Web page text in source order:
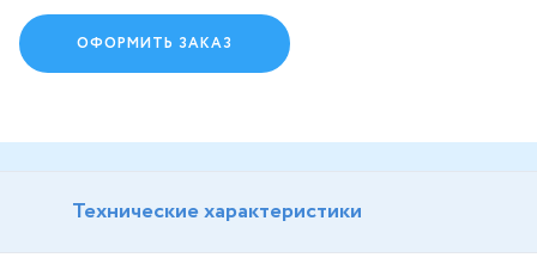
ОФОРМИТЬ ЗАКАЗ
Технические характеристики